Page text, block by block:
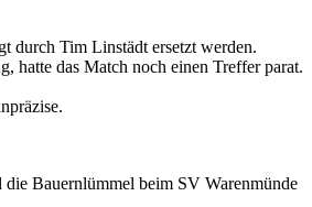
durch Tim Linstädt ersetzt werden.
hatte das Match noch einen Treffer parat.
Bauernlümmel beim SV Warenmünde